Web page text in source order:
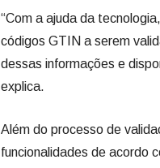
“Com a ajuda da
códigos GTIN a serem
dessas informações e
explica.
Além do processo de
funcionalidades de acordo